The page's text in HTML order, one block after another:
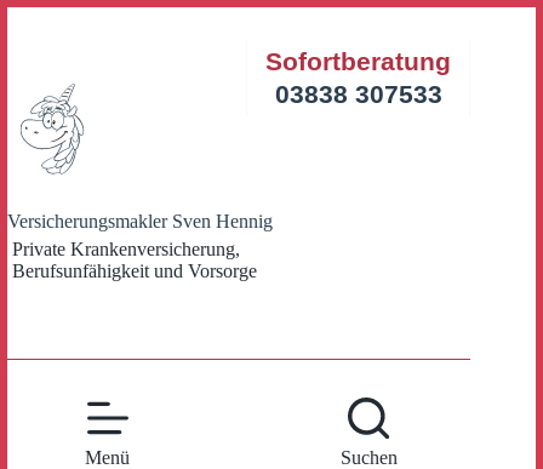
Versicherungsmakler Sven Hennig
Private Krankenversicherung,
Berufsunfähigkeit und Vorsorge
Sofortberatung
03838 307533
Menü Suchen